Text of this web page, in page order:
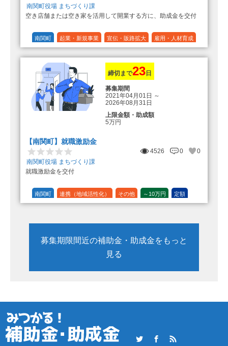
南関町役場 まちづくり課
空き店舗または空き家を活用して開業する方に、助成金を交付
南関町 起業・新規事業 宣伝・販路拡大 雇用・人材育成
1/3 (33%)
締切まで23 日
募集期間
2021年04月01日 ～
2026年08月31日
上限金額・助成額
5万円
【南関町】就職激励金
4526 0
0
南関町役場 まちづくり課
就職激励金を交付
南関町 連携（地域活性化） その他 ～10万円 定額
募集期限間近の補助金・助成金をもっと
見る
TwitterFacebookRSS